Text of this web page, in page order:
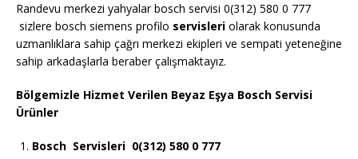
Randevu merkezi yahyalar bosch servisi 0(312) 580 0 777
sizlere bosch siemens profilo servisleri olarak konusunda
uzmanlıklara sahip çağrı merkezi ekipleri ve sempati yeteneğine
sahip arkadaşlarla beraber çalışmaktayız.
Bölgemizle Hizmet Verilen Beyaz Eşya Bosch Servisi
Ürünler
Bosch Servisleri 0(312) 580 0 777